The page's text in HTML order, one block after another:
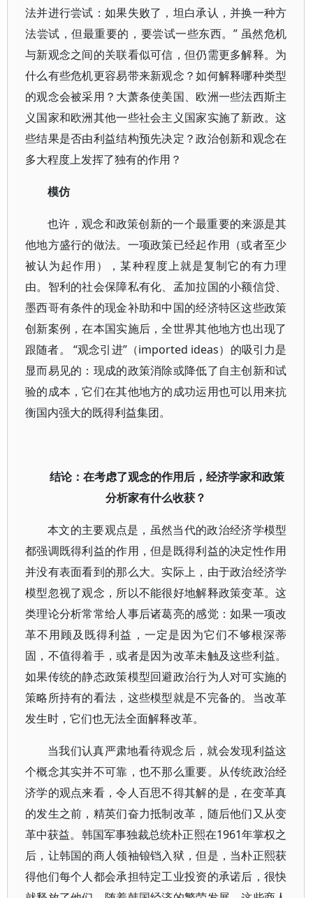
法并进行尝试：如果失败了，坦白承认，并换一种方
法尝试，但最重要的，要尝试一些东西。” 虽然危机
与新观念之间的关联看似可信，但仍需更多解释。为
什么有些危机更容易带来新观念？如何解释哪种类型
的观念会被采用？大萧条使美国、欧洲一些法西斯主
义国家和欧洲其他一些社会主义国家实施了新政。这
些结果是否由利益结构预先决定？政治创新和观念在
多大程度上发挥了独有的作用？
模仿
也许，观念和政策创新的一个最重要的来源是其
他地方盛行的做法。一项政策已经起作用（或者至少
被认为起作用），某种程度上就是复制它的有力理
由。智利的社会保障私有化、孟加拉国的小额信贷、
墨西哥有条件的现金补助和中国的经济特区这些政策
创新案例，在本国实施后，全世界其他地方也出现了
跟随者。 “观念引进”（imported ideas）的吸引力是
显而易见的：现成的政策消除或降低了自主创新和试
验的成本，它们在其他地方的成功运用也可以用来抗
衡国内强大的既得利益集团。
结论：在考虑了观念的作用后，经济学家和政策
分析家有什么收获？
本文的主要观点是，虽然当代的政治经济学模型
都强调既得利益的作用，但是既得利益的决定性作用
并没有表面看到的那么大。实际上，由于政治经济学
模型忽视了观念，所以不能很好地解释政策变革。这
类理论分析常常给人事后诸葛亮的感觉：如果一项改
革不用顾及既得利益，一定是因为它们不够根深蒂
固，不值得着手，或者是因为改革未触及这些利益。
如果传统的静态政策模型回避政治行为人对可实施的
策略所持有的看法，这些模型就是不完备的。当改革
发生时，它们也无法全面解释改革。
当我们认真严肃地看待观念后，就会发现利益这
个概念其实并不可靠，也不那么重要。从传统政治经
济学的观点来看，令人百思不得其解的是，在变革真
的发生之前，精英们奋力抵制改革，随后他们又从变
革中获益。韩国军事独裁总统朴正熙在1961年掌权之
后，让韩国的商人领袖锒铛入狱，但是，当朴正熙获
得他们每个人都会承担特定工业投资的承诺后，很快